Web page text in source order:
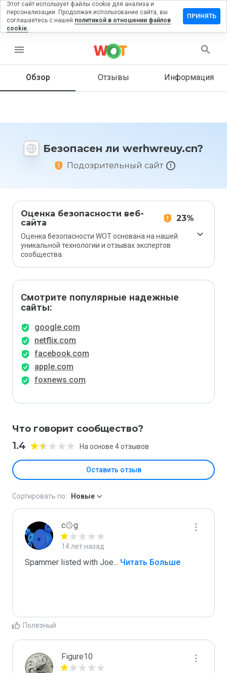
menu
Обзор Отзывы Информация
Безопасен ли werhwreuy.cn?
Подозрительный сайт
Оценка безопасности веб-
сайта
23%
Оценка безопасности WOT основана на нашей
уникальной технологии и отзывах экспертов
сообщества.
Смотрите популярные надежные
сайты:
google.com
netflix.com
facebook.com
apple.com
foxnews.com
Что говорит сообщество?
1.4 На основе 4 отзывов
Оставить отзыв
на
Как бы
этот
1 до 5?
Сортировать по: Новые
c۞g
14 лет назад
Spammer listed with Joe... Читать Больше
Полезный
Figure10
Этот сайт использует файлы cookie для анализа и
персонализации. Продолжая использование сайта, вы
соглашаетесь с нашей политикой в отношении файлов
cookie.
ПРИНЯТЬ